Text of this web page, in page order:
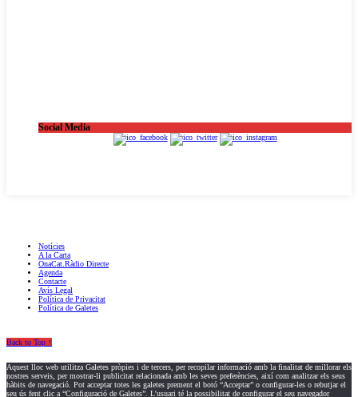
Social Media
Notícies
A la Carta
OnaCat.Ràdio Directe
Agenda
Contacte
Avís Legal
Política de Privacitat
Política de Galetes
Back to Top ↑
Aquest lloc web utilitza Galetes pròpies i de tercers, per recopilar informació amb la finalitat de millorar els
nostres serveis, per mostrar-li publicitat relacionada amb les seves preferències, així com analitzar els seus
hàbits de navegació. Pot acceptar totes les galetes prement el botó “Acceptar” o configurar-les o rebutjar el
seu ús fent clic a “Configuració de Galetes”. L'usuari té la possibilitat de configurar el seu navegador